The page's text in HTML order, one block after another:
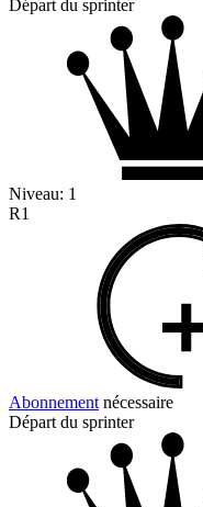
Départ du sprinter
Niveau: 1
R1
Abonnement nécessaire
Départ du sprinter